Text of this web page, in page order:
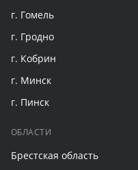
г. Гомель
г. Гродно
г. Кобрин
г. Минск
г. Пинск
ОБЛАСТИ
Брестская область